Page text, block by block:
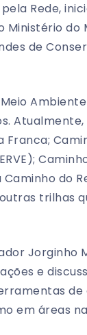
Rede,
do
de
do
trilhas
Jorginho
e
de
em áreas